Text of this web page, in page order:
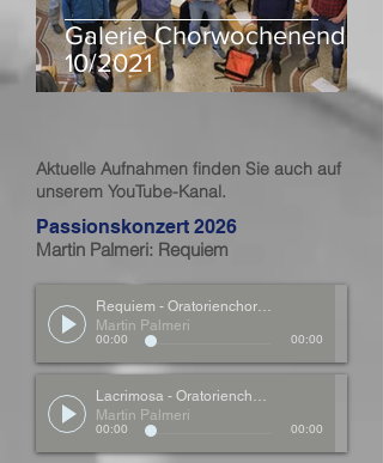
Galerie Chorwochenende
10/2021
Aktuelle Aufnahmen finden Sie auch auf
unserem YouTube-Kanal.
Passionskonzert 2026
Martin Palmeri: Requiem
Requiem - Oratorienchor Ulm
Martin Palmeri
00:00 00:00
Lacrimosa - Oratorienchor Ulm
Martin Palmeri
00:00 00:00